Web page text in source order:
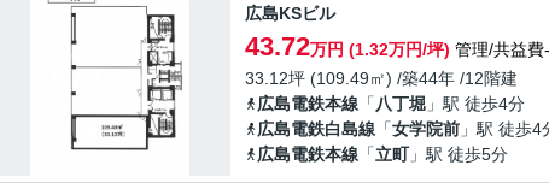
広島KSビル
43.72万円 (1.32万円/坪) 管理/共益費-
33.12坪 (109.49㎡) /築44年 /12階建
広島電鉄本線 「 八丁堀 」駅 徒歩4分
広島電鉄白島線 「女学院前 」駅 徒歩4
広島電鉄本線 「立町」駅 徒歩5分